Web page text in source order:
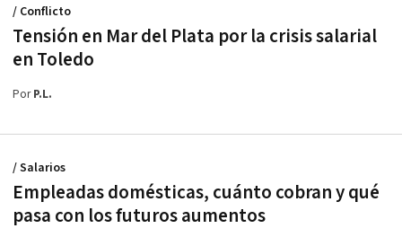
Tensión en Mar del Plata por la crisis salarial
en Toledo
/ Conflicto
PorP.L.
Empleadas domésticas, cuánto cobran y qué
pasa con los futuros aumentos
/ Salarios